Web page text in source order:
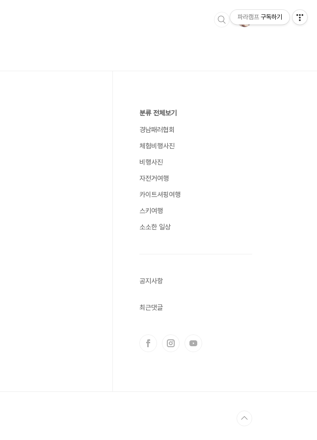
분류 전체보기
경남패러협회
체험비행사진
비행사진
자전거여행
카이트셔핑여행
스키여행
소소한 일상
공지사항
최근댓글
파라캠프 구독하기